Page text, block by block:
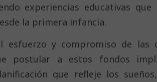
experiencias educativas que
la primera infancia.
esfuerzo y compromiso de las
postular a estos fondos
que refleje los